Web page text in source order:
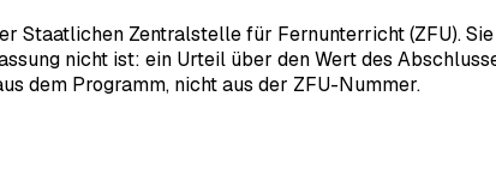
Staatlichen Zentralstelle für Fernunterricht (ZFU).
nicht ist: ein Urteil über den Wert des
dem Programm, nicht aus der ZFU-Nummer.